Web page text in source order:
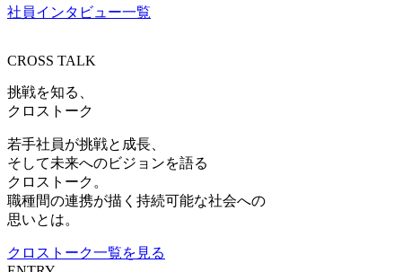
社員インタビュー一覧
CROSS TALK
挑戦を知る、
クロストーク
若手社員が挑戦と成長、
そして未来へのビジョンを語る
クロストーク。
職種間の連携が描く持続可能な社会への
思いとは。
クロストーク一覧を見る